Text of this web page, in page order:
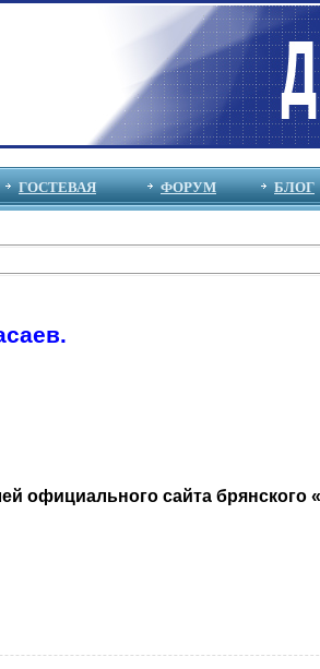
ГОСТЕВАЯ ФОРУМ БЛОГ
официального сайта брянского